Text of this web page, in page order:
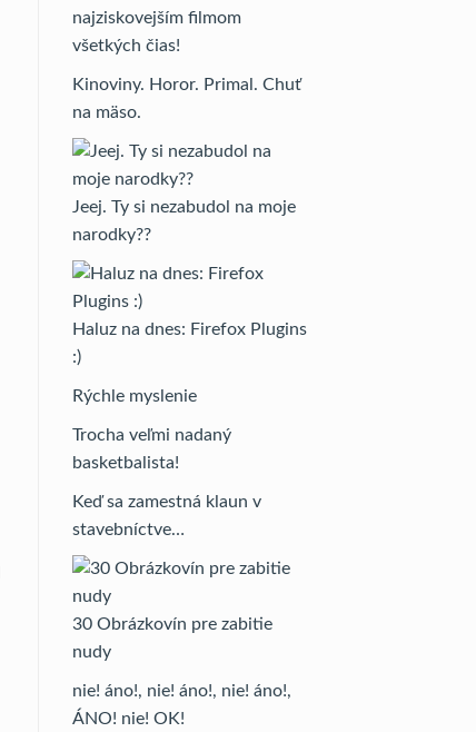
najziskovejším filmom
všetkých čias!
Kinoviny. Horor. Primal. Chuť
na mäso.
Jeej. Ty si nezabudol na moje
narodky??
Haluz na dnes: Firefox Plugins
:)
Rýchle myslenie
Trocha veľmi nadaný
basketbalista!
Keď sa zamestná klaun v
stavebníctve…
30 Obrázkovín pre zabitie
nudy
nie! áno!, nie! áno!, nie! áno!,
ÁNO! nie! OK!